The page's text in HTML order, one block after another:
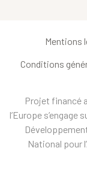
Mentions
Conditions
Projet financé
l’Europe s’engage
National pour